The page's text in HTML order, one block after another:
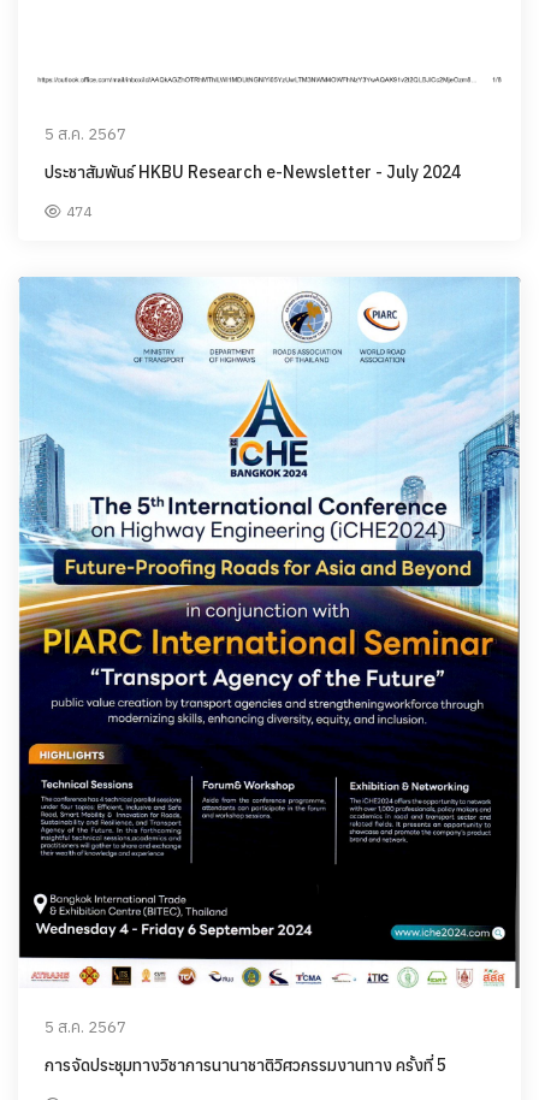
5 ส.ค. 2567
ประชาสัมพันธ์ HKBU Research e-Newsletter - July 2024
474
5 ส.ค. 2567
การจัดประชุมทางวิชาการนานาชาติวิศวกรรมงานทาง ครั้งที่ 5